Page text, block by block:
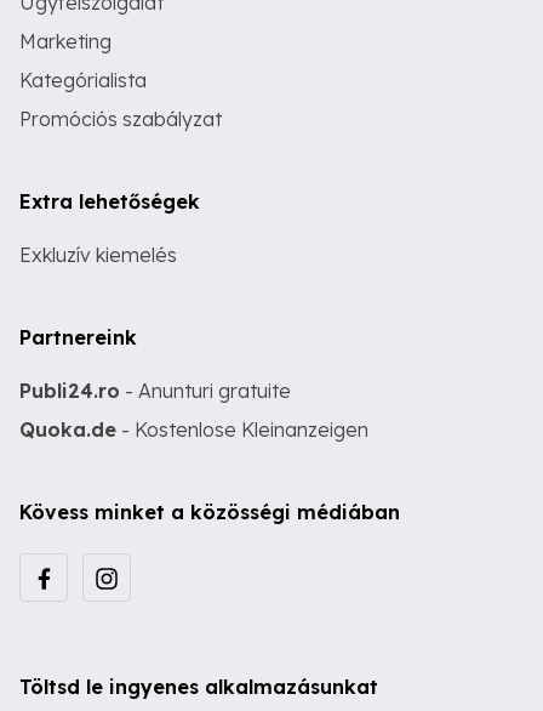
Marketing
Kategórialista
Promóciós szabályzat
Extra lehetőségek
Exkluzív kiemelés
Partnereink
Publi24.ro - Anunturi gratuite
Quoka.de - Kostenlose Kleinanzeigen
Kövess minket a közösségi médiában
Töltsd le ingyenes alkalmazásunkat